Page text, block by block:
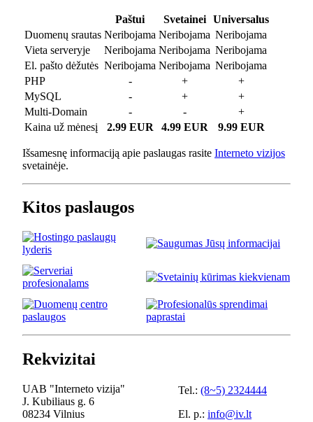
Paštui Svetainei
Universalus
Duomenų srautas Neribojama Neribojama Neribojama
Vieta serveryje
Neribojama Neribojama Neribojama
El. pašto dėžutės Neribojama Neribojama Neribojama
PHP
- +
+
MySQL
- +
+
Multi-Domain
- -
+
Kaina už mėnesį
2.99 EUR 4.99 EUR 9.99 EUR
Išsamesnę informaciją apie paslaugas rasite Interneto vizijos
svetainėje.
Kitos paslaugos
Rekvizitai
UAB "Interneto vizija"
J. Kubiliaus g. 6
08234 Vilnius
Tel.: (8~5) 2324444
El. p.: info@iv.lt